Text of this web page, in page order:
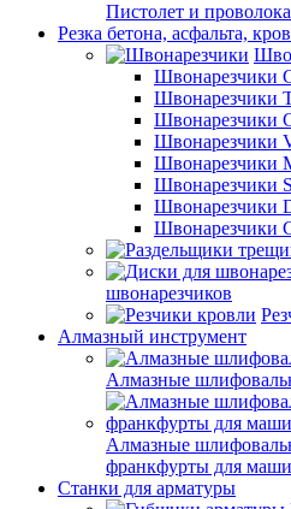
Пистолет и
Резка бетона, асфальта,
Швонарезчики
Швонарезчики
Швонарезчики
Швонарезчики
Швонарезчики
Швонарезчики
Швонарезчики
Швонарезчики
швонарезчиков
Алмазный инструмент
Алмазные
Алмазные
франкфурты для
Станки для арматуры